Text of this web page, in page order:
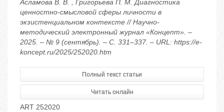
Асламова В. В. , Григорьева П. М. Диагностика
ценностно-смысловой сферы личности в
экзистенциальном контексте // Научно-
методический электронный журнал «Концепт». –
2025. – № 9 (сентябрь). – С. 331–337. – URL: https://e-
koncept.ru/2025/252020.htm
Полный текст статьи
Читать онлайн
ART 252020